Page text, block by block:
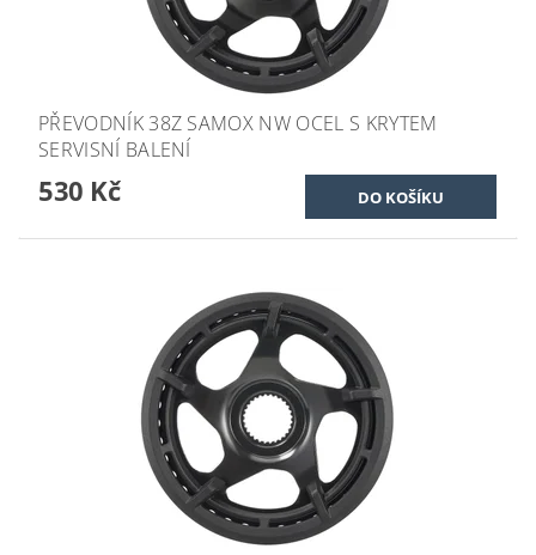
PŘEVODNÍK 38Z SAMOX NW OCEL S KRYTEM
SERVISNÍ BALENÍ
530 Kč